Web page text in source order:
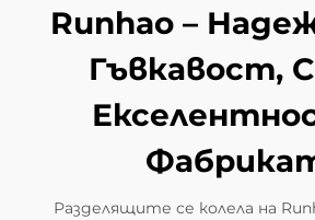
Runhao –
Гъвкавост,
Разделящите се колела на